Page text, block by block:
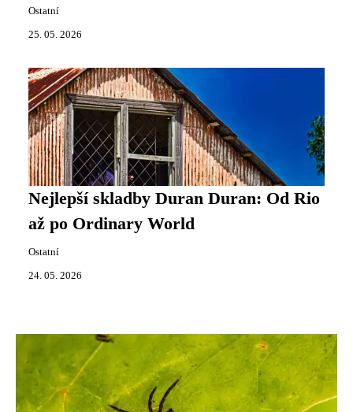
Ostatní
25. 05. 2026
Nejlepší skladby Duran Duran: Od Rio
až po Ordinary World
Ostatní
24. 05. 2026